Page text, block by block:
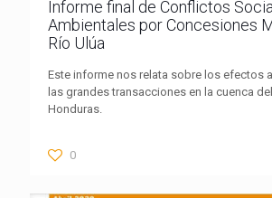
Informe final de Conflictos
Ambientales por Concesiones
Río Ulúa
Este informe nos relata sobre los efectos
las grandes transacciones en la cuenca
Honduras.
0